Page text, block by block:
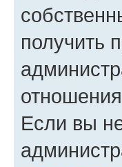
получить
Если вы